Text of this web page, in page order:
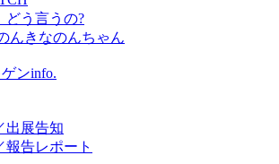
どう言うの?
んきなのんちゃん
ンinfo.
出展告知
報告レポート